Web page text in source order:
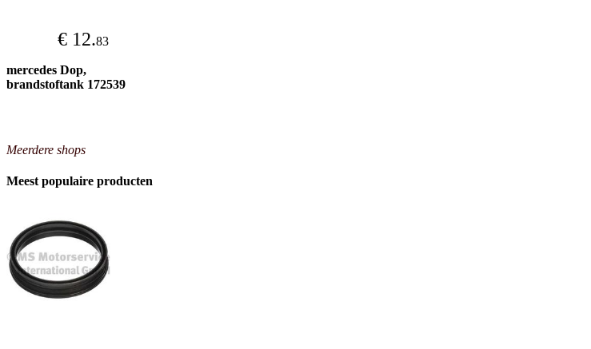
€ 12.83
mercedes Dop,
brandstoftank 172539
Meerdere shops
Meest populaire producten